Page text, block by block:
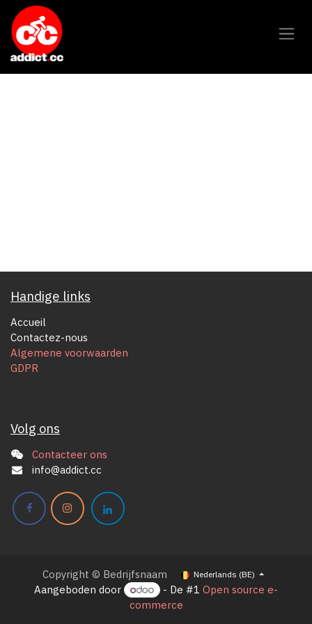
Overslaan naar inhoud
Handige links
Accueil
Contactez-nous
Algemene voorwaarden
GDPR
Volg ons
Contacteer ons
info@addict.cc
Copyright © Bedrijfsnaam Nederlands (BE)
Aangeboden door - De #1 Open source e-
commerce